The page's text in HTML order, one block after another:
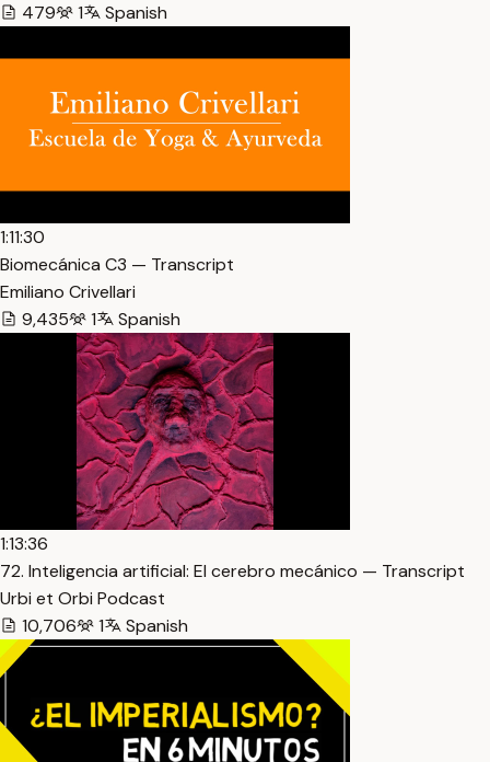
479
1 Spanish
1:11:30
Biomecánica C3 — Transcript
Emiliano Crivellari
9,435
1 Spanish
1:13:36
72. Inteligencia artificial: El cerebro mecánico — Transcript
Urbi et Orbi Podcast
10,706
1 Spanish